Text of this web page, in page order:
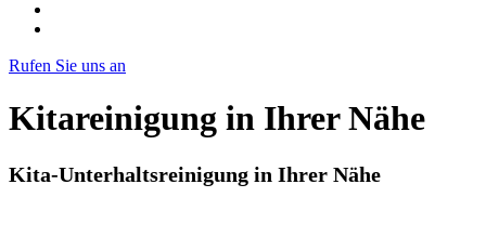
Rufen Sie uns an
Kitareinigung in Ihrer Nähe
Kita-Unterhaltsreinigung in Ihrer Nähe